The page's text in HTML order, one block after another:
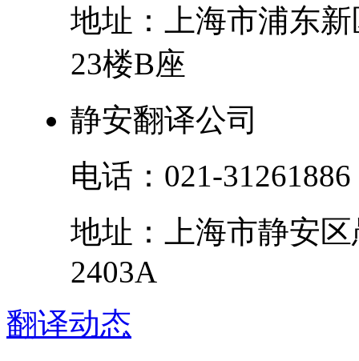
地址：
上海市浦东新
23楼B座
静安翻译公司
电话： 021-31261886
地址：
上海市静安区
2403A
翻译动态